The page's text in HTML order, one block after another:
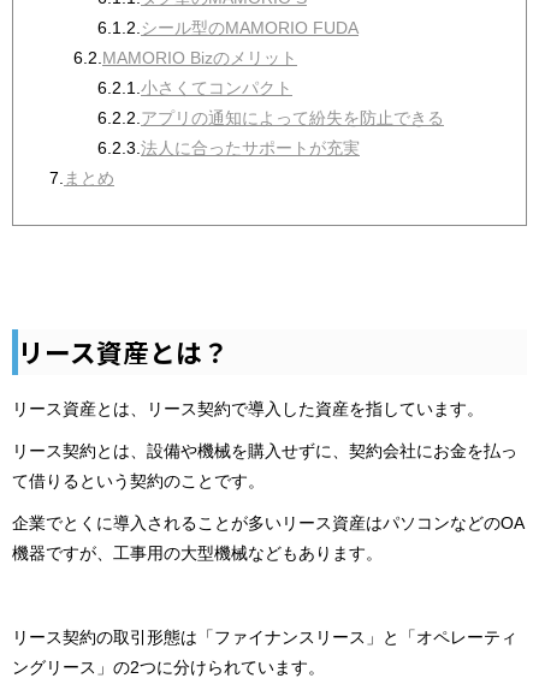
6.1.2. シール型のMAMORIO FUDA
6.2. MAMORIO Bizのメリット
6.2.1. 小さくてコンパクト
6.2.2. アプリの通知によって紛失を防止できる
6.2.3. 法人に合ったサポートが充実
7. まとめ
リース資産とは？
リース資産とは、リース契約で導入した資産を指しています。
リース契約とは、設備や機械を購入せずに、契約会社にお金を払っ
て借りるという契約のことです。
企業でとくに導入されることが多いリース資産はパソコンなどのOA
機器ですが、工事用の大型機械などもあります。
リース契約の取引形態は「ファイナンスリース」と「オペレーティ
ングリース」の2つに分けられています。